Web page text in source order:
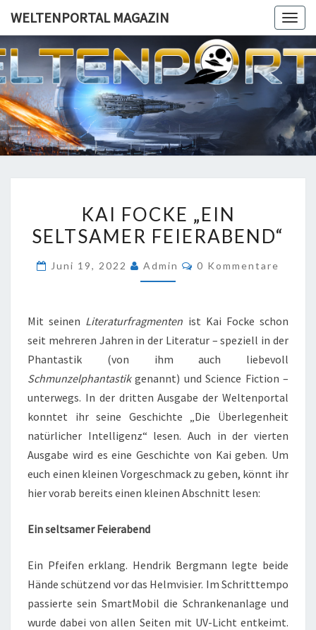
content
WELTENPORTAL MAGAZIN
FOCKE
„EIN
FEIERABEND“
KAI FOCKE „EIN
SELTSAMER FEIERABEND“
Juni 19, 2022 Admin Kommentare
0 Kommentare
Mit seinen Literaturfragmenten ist Kai Focke schon
seit mehreren Jahren in der Literatur – speziell in der
Phantastik (von ihm auch liebevoll
Schmunzelphantastikgenannt) und Science Fiction –
unterwegs. In der dritten Ausgabe der Weltenportal
konntet ihr seine Geschichte „Die Überlegenheit
natürlicher Intelligenz“ lesen. Auch in der vierten
Ausgabe wird es eine Geschichte von Kai geben. Um
euch einen kleinen Vorgeschmack zu geben, könnt ihr
hier vorab bereits einen kleinen Abschnitt lesen:
Ein seltsamer Feierabend
Ein Pfeifen erklang. Hendrik Bergmann legte beide
Hände schützend vor das Helmvisier. Im Schritttempo
passierte sein SmartMobil die Schrankenanlage und
wurde dabei von allen Seiten mit UV-Licht entkeimt.